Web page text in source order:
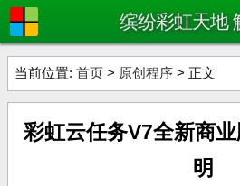
缤纷彩虹天地
当前位置: 首页 > 原创程序 > 正文
彩虹云任务V7全新商
明